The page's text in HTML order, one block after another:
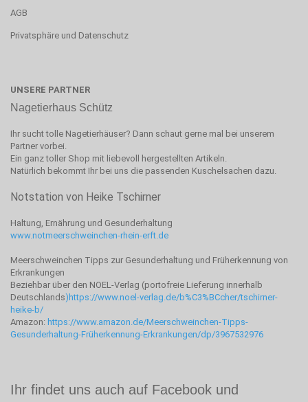
AGB
Privatsphäre und Datenschutz
UNSERE PARTNER
Nagetierhaus Schütz
Ihr sucht tolle Nagetierhäuser? Dann schaut gerne mal bei unserem
Partner vorbei.
Ein ganz toller Shop mit liebevoll hergestellten Artikeln.
Natürlich bekommt Ihr bei uns die passenden Kuschelsachen dazu.
Notstation von Heike Tschirner
Haltung, Ernährung und Gesunderhaltung
www.notmeerschweinchen-rhein-erft.de
Meerschweinchen Tipps zur Gesunderhaltung und Früherkennung von
Erkrankungen
Beziehbar über den NOEL-Verlag (portofreie Lieferung innerhalb
Deutschlands) https://www.noel-verlag.de/b%C3%BCcher/tschirner-
heike-b/
Amazon: https://www.amazon.de/Meerschweinchen-Tipps-
Gesunderhaltung-Früherkennung-Erkrankungen/dp/3967532976
Ihr findet uns auch auf Facebook und